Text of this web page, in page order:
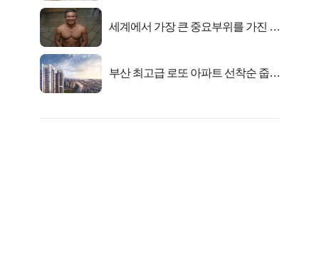
세계에서 가장 큰 중요부위를 가진 남
부산 최고급 로또 아파트 선착순 줍줍